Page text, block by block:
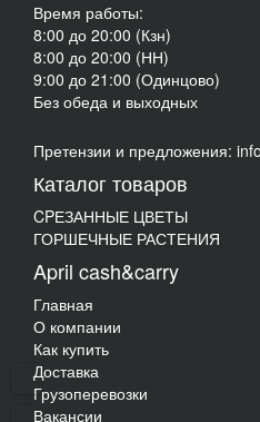
Время работы:
8:00 до 20:00 (Кзн)
8:00 до 20:00 (НН)
9:00 до 21:00 (Одинцово)
Без обеда и выходных
Претензии и предложения:
Каталог товаров
CPЕЗАННЫЕ ЦВЕТЫ
ГОРШЕЧНЫЕ РАСТЕНИЯ
April cash&carry
Главная
О компании
Как купить
Доставка
Грузоперевозки
Вакансии